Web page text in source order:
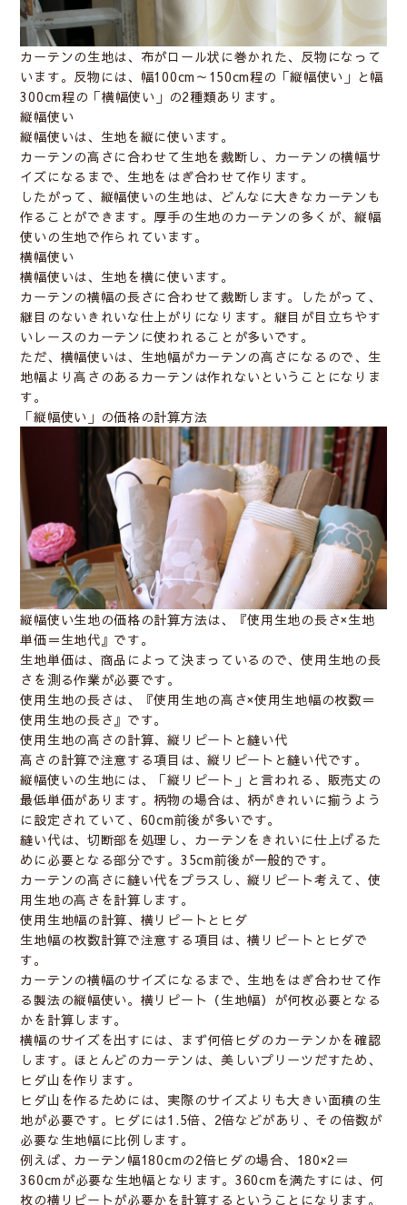
カーテンの生地は、布がロール状に巻かれた、反物になって
います。反物には、幅100cm～150cm程の「縦幅使い」と幅
300cm程の「横幅使い」の2種類あります。
縦幅使い
縦幅使いは、生地を縦に使います。
カーテンの高さに合わせて生地を裁断し、カーテンの横幅サ
イズになるまで、生地をはぎ合わせて作ります。
したがって、縦幅使いの生地は、どんなに大きなカーテンも
作ることができます。厚手の生地のカーテンの多くが、縦幅
使いの生地で作られています。
横幅使い
横幅使いは、生地を横に使います。
カーテンの横幅の長さに合わせて裁断します。したがって、
継目のないきれいな仕上がりになります。継目が目立ちやす
いレースのカーテンに使われることが多いです。
ただ、横幅使いは、生地幅がカーテンの高さになるので、生
地幅より高さのあるカーテンは作れないということになりま
す。
「縦幅使い」の価格の計算方法
縦幅使い生地の価格の計算方法は、『使用生地の長さ×生地
単価＝生地代』です。
生地単価は、商品によって決まっているので、使用生地の長
さを測る作業が必要です。
使用生地の長さは、『使用生地の高さ×使用生地幅の枚数＝
使用生地の長さ』です。
使用生地の高さの計算、縦リピートと縫い代
高さの計算で注意する項目は、縦リピートと縫い代です。
縦幅使いの生地には、「縦リピート」と言われる、販売丈の
最低単価があります。柄物の場合は、柄がきれいに揃うよう
に設定されていて、60cm前後が多いです。
縫い代は、切断部を処理し、カーテンをきれいに仕上げるた
めに必要となる部分です。35cm前後が一般的です。
カーテンの高さに縫い代をプラスし、縦リピート考えて、使
用生地の高さを計算します。
使用生地幅の計算、横リピートとヒダ
生地幅の枚数計算で注意する項目は、横リピートとヒダで
す。
カーテンの横幅のサイズになるまで、生地をはぎ合わせて作
る製法の縦幅使い。横リピート（生地幅）が何枚必要となる
かを計算します。
横幅のサイズを出すには、まず何倍ヒダのカーテンかを確認
します。ほとんどのカーテンは、美しいプリーツだすため、
ヒダ山を作ります。
ヒダ山を作るためには、実際のサイズよりも大きい面積の生
地が必要です。ヒダには1.5倍、2倍などがあり、その倍数が
必要な生地幅に比例します。
例えば、カーテン幅180cmの2倍ヒダの場合、180×2＝
360cmが必要な生地幅となります。360cmを満たすには、何
枚の横リピートが必要かを計算するということになります。